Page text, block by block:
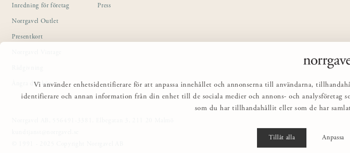
Vi använder enhetsidentifierare för att anpassa innehållet och annonserna till användarna,
identifierare och annan information från din enhet till de sociala medier och annons- och
som du har tillhandahållit eller som de har
Tillåt alla Anpassa
Inredning för företag
Norrgavel Outlet
Presentkort
Ångra ditt köp
Press